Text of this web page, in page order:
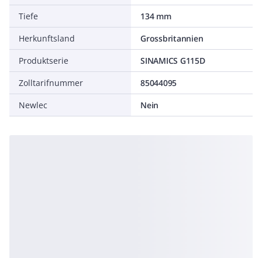
Tiefe
134 mm
Herkunftsland
Grossbritannien
Produktserie
SINAMICS G115D
Zolltarifnummer
85044095
Newlec
Nein